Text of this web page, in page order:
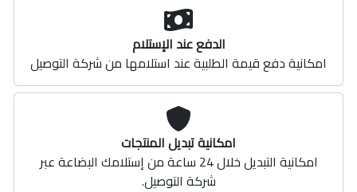
الدفع عند الإستلام
امكانية دفع قيمة الطلبية عند استلامها من شركة التوصيل
امكانية تبديل المنتجات
امكانية التبديل خلال 24 ساعة من إستلامك البضاعة عبر
شركة التوصيل.